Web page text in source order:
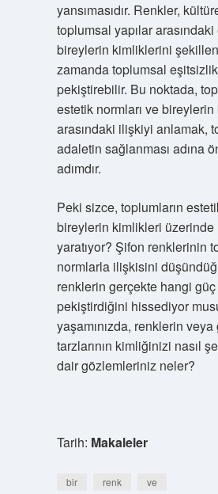
yansımasıdır. Renkler,
toplumsal yapılar
bireylerin kimliklerini
zamanda toplumsal
pekiştirebilir. Bu noktada,
estetik normları ve
arasındaki ilişkiyi anlamak,
adaletin sağlanması adına
adımdır.
Peki sizce, toplumların
bireylerin kimlikleri üzerinde
yaratıyor? Şifon renklerinin
normlarla ilişkisini
renklerin gerçekte hangi güç
pekiştirdiğini hissediyor
yaşamınızda, renklerin
tarzlarının kimliğinizi nasıl
dair gözlemleriniz neler?
Tarih: Makaleler
bir renk ve